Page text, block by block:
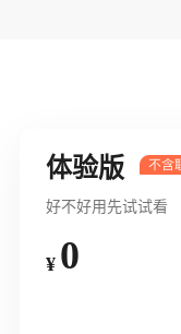
体验版
好不好用先试试看
¥ 0